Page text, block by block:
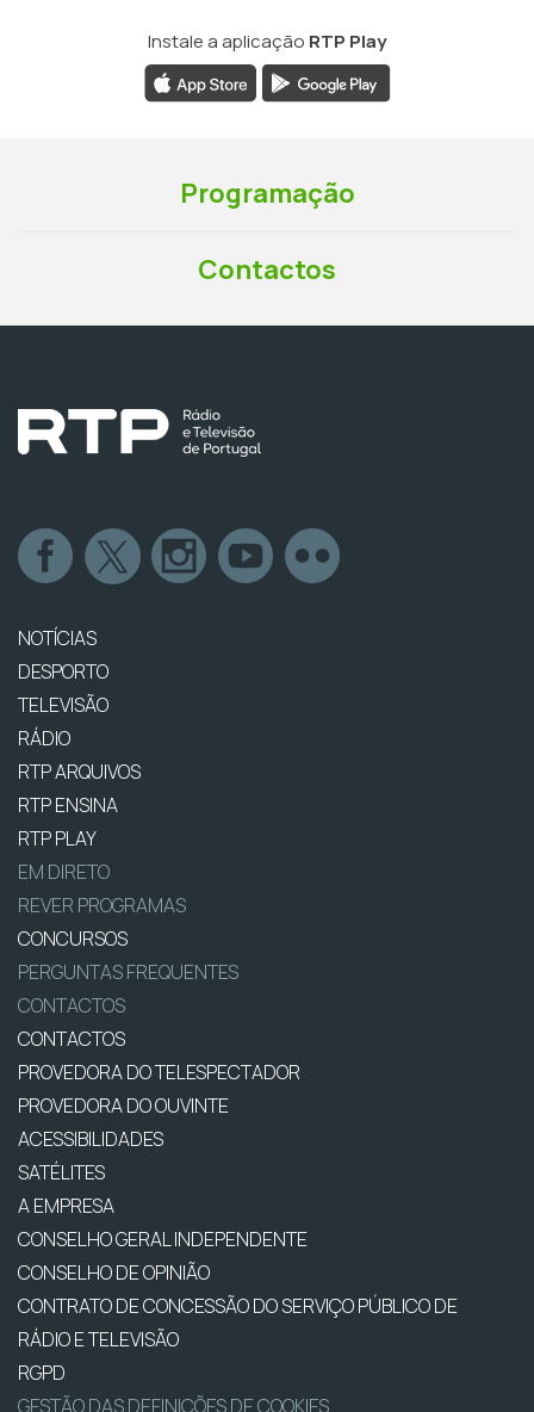
Instale a aplicação RTP Play
Programação
Contactos
NOTÍCIAS
DESPORTO
TELEVISÃO
RÁDIO
RTP ARQUIVOS
RTP ENSINA
RTP PLAY
EM DIRETO
REVER PROGRAMAS
CONCURSOS
PERGUNTAS FREQUENTES
CONTACTOS
CONTACTOS
PROVEDORA DO TELESPECTADOR
PROVEDORA DO OUVINTE
ACESSIBILIDADES
SATÉLITES
A EMPRESA
CONSELHO GERAL INDEPENDENTE
CONSELHO DE OPINIÃO
CONTRATO DE CONCESSÃO DO SERVIÇO PÚBLICO DE
RÁDIO E TELEVISÃO
RGPD
GESTÃO DAS DEFINIÇÕES DE COOKIES